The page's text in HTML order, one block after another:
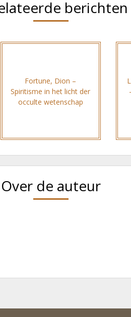
berichten
Fortune, Dion –
Spiritisme in het licht der
occulte wetenschap
Over de auteur